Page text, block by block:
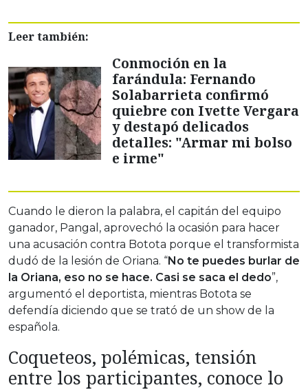
Leer también:
Conmoción en la
farándula: Fernando
Solabarrieta confirmó
quiebre con Ivette Vergara
y destapó delicados
detalles: "Armar mi bolso
e irme"
Cuando le dieron la palabra, el capitán del equipo
ganador, Pangal, aprovechó la ocasión para hacer
una acusación contra Botota porque el transformista
dudó de la lesión de Oriana. “No te puedes burlar de
la Oriana, eso no se hace. Casi se saca el dedo”,
argumentó el deportista, mientras Botota se
defendía diciendo que se trató de un show de la
española.
Coqueteos, polémicas, tensión
entre los participantes, conoce lo